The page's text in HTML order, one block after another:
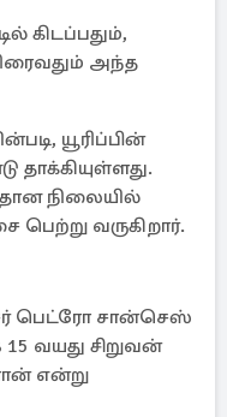
கிடப்பதும்,
அந்த
யூரிப்பின்
தாக்கியுள்ளது.
நிலையில்
பெற்று வருகிறார்.
பெட்ரோ சான்செஸ்
வயது சிறுவன்
என்று